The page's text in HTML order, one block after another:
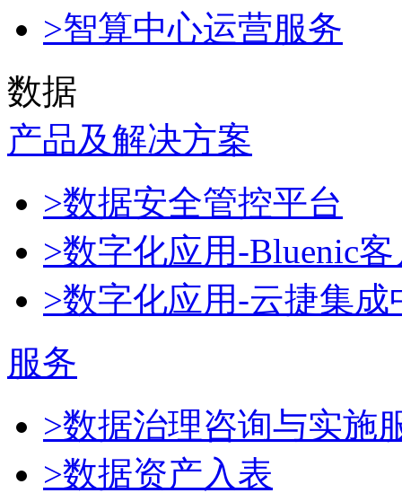
>智算中心运营服务
数据
产品及解决方案
>数据安全管控平台
>数字化应用-Bluenic
>数字化应用-云捷集成
服务
>数据治理咨询与实施
>数据资产入表